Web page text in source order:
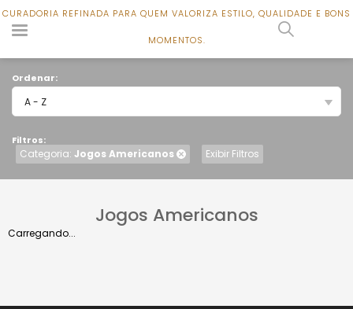
CURADORIA REFINADA PARA QUEM VALORIZA ESTILO, QUALIDADE E BONS
MOMENTOS.
CURADORIA REFINADA PARA QUEM VALORIZA ESTILO, QUALIDADE E BONS
MOMENTOS.
0
Ordenar:
A - Z
Filtros:
Categoria: Jogos Americanos Exibir Filtros
Jogos Americanos
Carregando...